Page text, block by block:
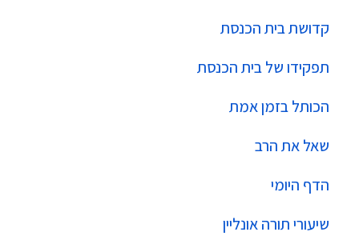
קדושת בית הכנסת
תפקידו של בית הכנסת
הכותל בזמן אמת
שאל את הרב
הדף היומי
שיעורי תורה אונליין